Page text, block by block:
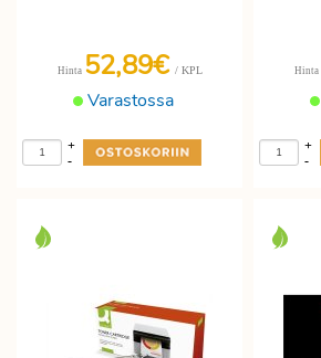
Varastossa
Hinta 52,89€ / KPL
-
+
Hinta
-
+